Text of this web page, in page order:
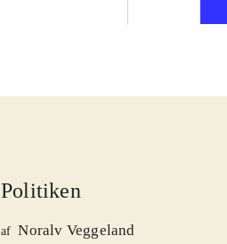
Politiken
af Noralv Veggeland